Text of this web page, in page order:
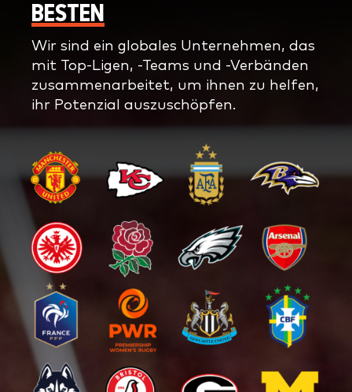
BESTEN
Wir sind ein globales Unternehmen, das
mit Top-Ligen, -Teams und -Verbänden
zusammenarbeitet, um ihnen zu helfen,
ihr Potenzial auszuschöpfen.